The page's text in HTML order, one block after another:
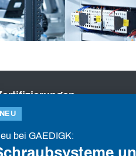
NEU
bei GAEDIGK: